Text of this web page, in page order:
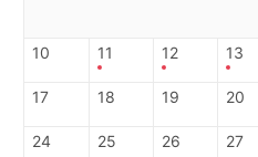
10 11 12 13
17 18 19 20
24 25 26 27